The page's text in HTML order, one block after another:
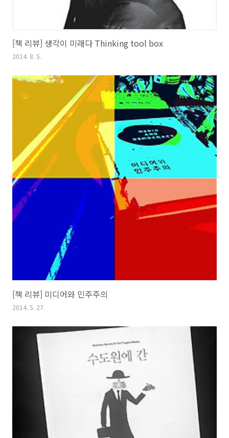
[책 리뷰] 생각이 미래다 Thinking tool box
2014. 8. 5.
[책 리뷰] 미디어와 민주주의
2014. 5. 27.